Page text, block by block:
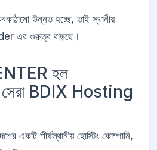
উন্নত হচ্ছে, তাই স্থানীয়
এর গুরুত্ব বাড়ছে।
হল
BDIX Hosting
একটি শীর্ষস্থানীয় হোস্টিং কোম্পানি,